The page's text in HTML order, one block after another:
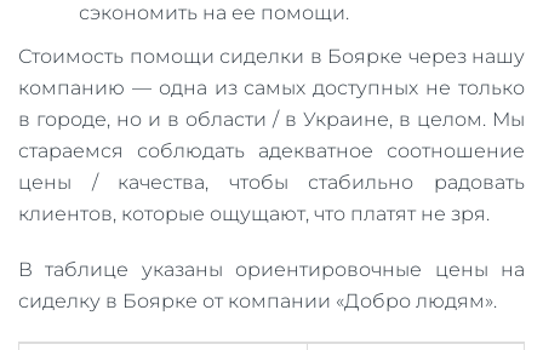
сэкономить на ее помощи.
Стоимость помощи сиделки в Боярке через нашу
компанию — одна из самых доступных не только
в городе, но и в области / в Украине, в целом. Мы
стараемся соблюдать адекватное соотношение
цены / качества, чтобы стабильно радовать
клиентов, которые ощущают, что платят не зря.
В таблице указаны ориентировочные цены на
сиделку в Боярке от компании «Добро людям».